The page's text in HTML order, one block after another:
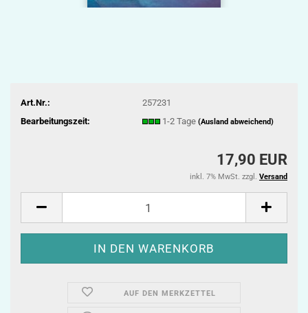
Art.Nr.:
257231
Bearbeitungszeit:
1-2 Tage (Ausland abweichend)
17,90 EUR
inkl. 7% MwSt. zzgl. Versand
AUF DEN MERKZETTEL